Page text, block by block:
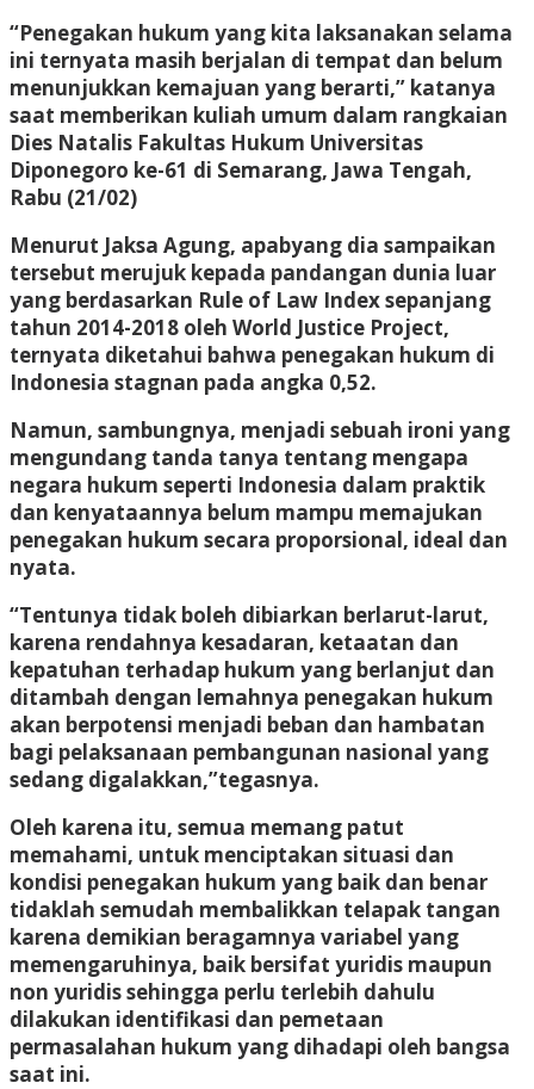
“Penegakan hukum yang kita laksanakan selama
ini ternyata masih berjalan di tempat dan belum
menunjukkan kemajuan yang berarti,” katanya
saat memberikan kuliah umum dalam rangkaian
Dies Natalis Fakultas Hukum Universitas
Diponegoro ke-61 di Semarang, Jawa Tengah,
Rabu (21/02)
Menurut Jaksa Agung, apabyang dia sampaikan
tersebut merujuk kepada pandangan dunia luar
yang berdasarkan Rule of Law Index sepanjang
tahun 2014-2018 oleh World Justice Project,
ternyata diketahui bahwa penegakan hukum di
Indonesia stagnan pada angka 0,52.
Namun, sambungnya, menjadi sebuah ironi yang
mengundang tanda tanya tentang mengapa
negara hukum seperti Indonesia dalam praktik
dan kenyataannya belum mampu memajukan
penegakan hukum secara proporsional, ideal dan
nyata.
“Tentunya tidak boleh dibiarkan berlarut-larut,
karena rendahnya kesadaran, ketaatan dan
kepatuhan terhadap hukum yang berlanjut dan
ditambah dengan lemahnya penegakan hukum
akan berpotensi menjadi beban dan hambatan
bagi pelaksanaan pembangunan nasional yang
sedang digalakkan,”tegasnya.
Oleh karena itu, semua memang patut
memahami, untuk menciptakan situasi dan
kondisi penegakan hukum yang baik dan benar
tidaklah semudah membalikkan telapak tangan
karena demikian beragamnya variabel yang
memengaruhinya, baik bersifat yuridis maupun
non yuridis sehingga perlu terlebih dahulu
dilakukan identifikasi dan pemetaan
permasalahan hukum yang dihadapi oleh bangsa
saat ini.